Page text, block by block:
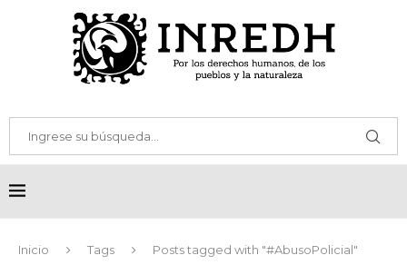
Inicio Tags Posts tagged with "#AbusoPolicial"